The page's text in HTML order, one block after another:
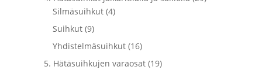
Silmäsuihkut (4)
Suihkut (9)
Yhdistelmäsuihkut (16)
5. Hätäsuihkujen varaosat (19)